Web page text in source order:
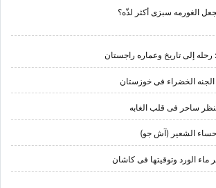
الغورمه سبزی أکثر لذّه؟
رحله إلى تاریخ وعماره راجستان
الخضراء فی خوزستان
ساحر فی قلب الغابه
الشعیر (آش جو)
الورد وتوقیتها فی کاشان